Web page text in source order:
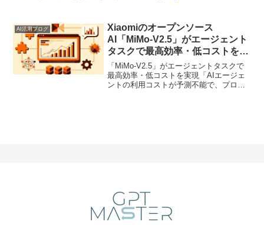
AI活用ブログ
Xiaomiのオープンソース
AI「MiMo-V2.5」がエージェント
タスクで最高効率・低コストを実
現
「MiMo-V2.5」がエージェントタスクで
最高効率・低コストを実現「AIエージェ
ントの利用コストが予測不能で、プロジ